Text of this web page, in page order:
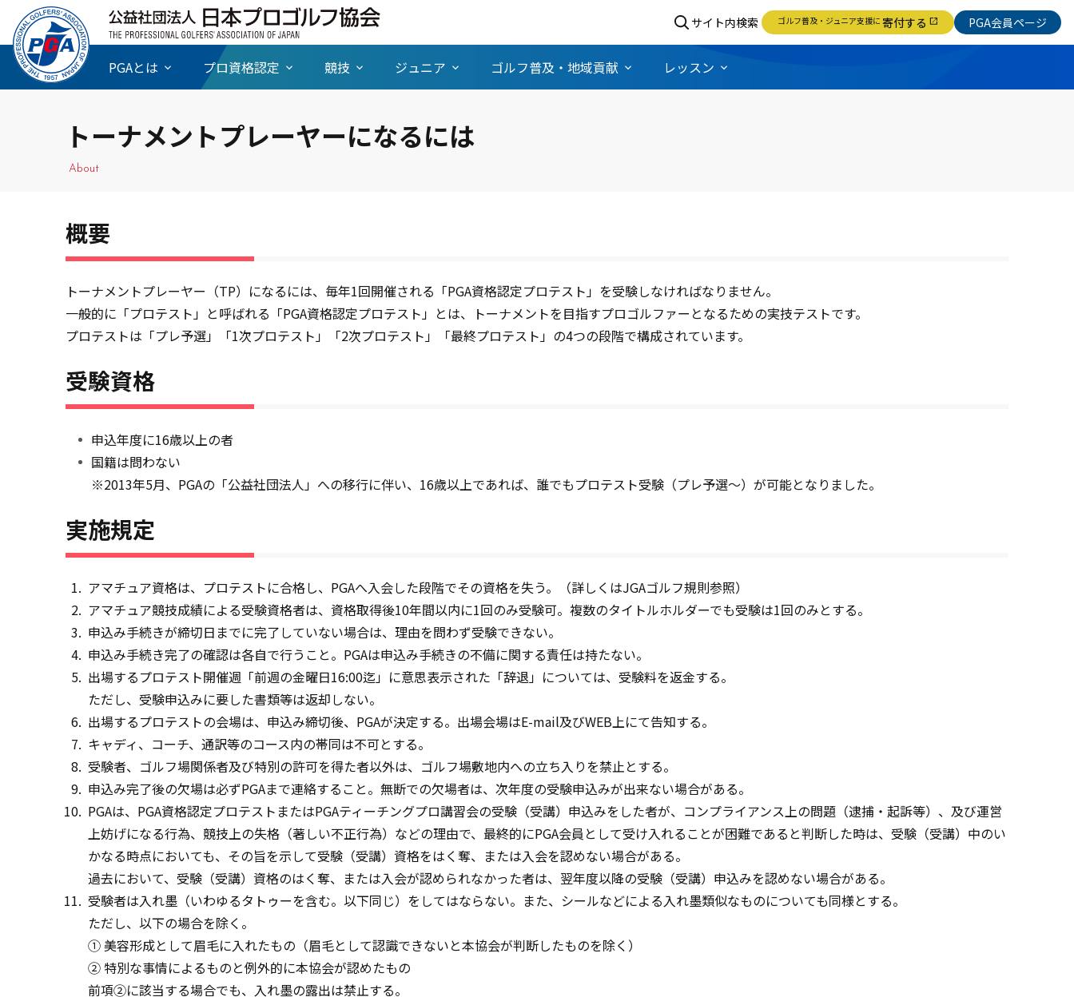
サイト内検索 ゴルフ普及・ジュニア支援に 寄付する open_in_new PGA会員ページ
PGAとは プロ資格認定 競技 ジュニア ゴルフ普及・地域貢献 レッスン
トーナメントプレーヤーになるには
About
概要
トーナメントプレーヤー（TP）になるには、毎年1回開催される「PGA資格認定プロテスト」を受験しなければなりません。
一般的に「プロテスト」と呼ばれる「PGA資格認定プロテスト」とは、トーナメントを目指すプロゴルファーとなるための実技テストです。
プロテストは「プレ予選」「1次プロテスト」「2次プロテスト」「最終プロテスト」の4つの段階で構成されています。
受験資格
申込年度に16歳以上の者
国籍は問わない
※2013年5月、PGAの「公益社団法人」への移行に伴い、16歳以上であれば、誰でもプロテスト受験（プレ予選～）が可能となりました。
実施規定
アマチュア資格は、プロテストに合格し、PGAへ入会した段階でその資格を失う。（詳しくはJGAゴルフ規則参照）
アマチュア競技成績による受験資格者は、資格取得後10年間以内に1回のみ受験可。複数のタイトルホルダーでも受験は1回のみとする。
申込み手続きが締切日までに完了していない場合は、理由を問わず受験できない。
申込み手続き完了の確認は各自で行うこと。PGAは申込み手続きの不備に関する責任は持たない。
出場するプロテスト開催週「前週の金曜日16:00迄」に意思表示された「辞退」については、受験料を返金する。
ただし、受験申込みに要した書類等は返却しない。
出場するプロテストの会場は、申込み締切後、PGAが決定する。出場会場はE-mail及びWEB上にて告知する。
キャディ、コーチ、通訳等のコース内の帯同は不可とする。
受験者、ゴルフ場関係者及び特別の許可を得た者以外は、ゴルフ場敷地内への立ち入りを禁止とする。
申込み完了後の欠場は必ずPGAまで連絡すること。無断での欠場者は、次年度の受験申込みが出来ない場合がある。
PGAは、PGA資格認定プロテストまたはPGAティーチングプロ講習会の受験（受講）申込みをした者が、コンプライアンス上の問題（逮捕・起訴等）、及び運営
上妨げになる行為、競技上の失格（著しい不正行為）などの理由で、最終的にPGA会員として受け入れることが困難であると判断した時は、受験（受講）中のい
かなる時点においても、その旨を示して受験（受講）資格をはく奪、または入会を認めない場合がある。
過去において、受験（受講）資格のはく奪、または入会が認められなかった者は、翌年度以降の受験（受講）申込みを認めない場合がある。
受験者は入れ墨（いわゆるタトゥーを含む。以下同じ）をしてはならない。また、シールなどによる入れ墨類似なものについても同様とする。
ただし、以下の場合を除く。
① 美容形成として眉毛に入れたもの（眉毛として認識できないと本協会が判断したものを除く）
② 特別な事情によるものと例外的に本協会が認めたもの
前項②に該当する場合でも、入れ墨の露出は禁止する。